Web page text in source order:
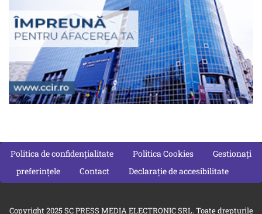
Politica de confidențialitate Politica Cookies
Gestionați
preferințele
Contact Declarație de accesibilitate
Copyright 2025 SC PRESS MEDIA ELECTRONIC SRL. Toate drepturile